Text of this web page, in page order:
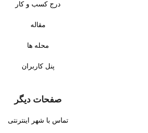
درج کسب و کار
مقاله
محله ها
پنل کاربران
صفحات دیگر
تماس با شهر اینترنتی